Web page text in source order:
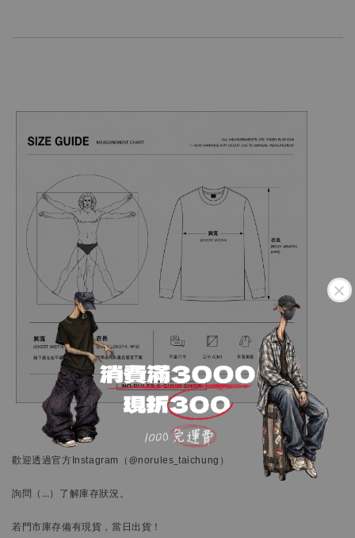
歡迎透過官方Instagram （@norules_taichung）
詢問 （…） 了解庫存狀況。
若門市庫存備有現貨，當日出貨！